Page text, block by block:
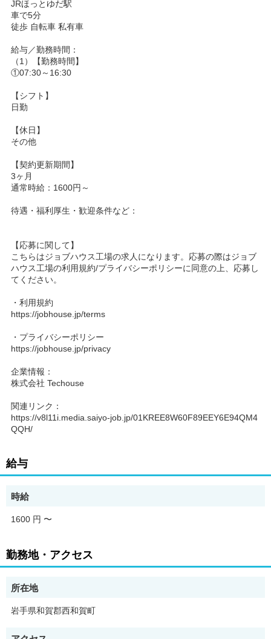
JRほっとゆだ駅
車で5分
徒歩 自転車 私有車
給与／勤務時間：
（1）【勤務時間】
①07:30～16:30
【シフト】
日勤
【休日】
その他
【契約更新期間】
3ヶ月
通常時給：1600円～
待遇・福利厚生・歓迎条件など：
【応募に関して】
こちらはジョブハウス工場の求人になります。応募の際はジョブ
ハウス工場の利用規約/プライバシーポリシーに同意の上、応募し
てください。
・利用規約
https://jobhouse.jp/terms
・プライバシーポリシー
https://jobhouse.jp/privacy
企業情報：
株式会社 Techouse
関連リンク：
https://v8l11i.media.saiyo-job.jp/01KREE8W60F89EEY6E94QM4
QQH/
給与
時給
1600 円 〜
勤務地・アクセス
所在地
岩手県和賀郡西和賀町